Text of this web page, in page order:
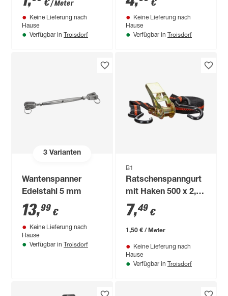
€/ Meter
Keine Lieferung nach
Hause
Verfügbar in Troisdorf
€
Keine Lieferung nach
Hause
Verfügbar in Troisdorf
3Varianten
Wantenspanner
Edelstahl 5 mm
13,99 €
Keine Lieferung nach
Hause
Verfügbar in Troisdorf
B1
Ratschenspanngurt
mit Haken 500 x 2,5
cm
7,49 €
1,50 € / Meter
Keine Lieferung nach
Hause
Verfügbar in Troisdorf